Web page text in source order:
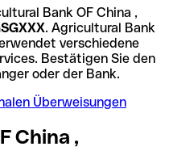
Bank OF China ,
. Agricultural Bank
verschiedene
Bestätigen Sie den
oder der Bank.
Überweisungen
China ,